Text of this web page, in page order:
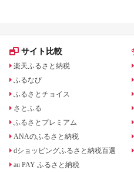
サイト比較
楽天ふるさと納税
ふるなび
ふるさとチョイス
さとふる
ふるさとプレミアム
ANAのふるさと納税
dショッピングふるさと納税百選
au PAY ふるさと納税